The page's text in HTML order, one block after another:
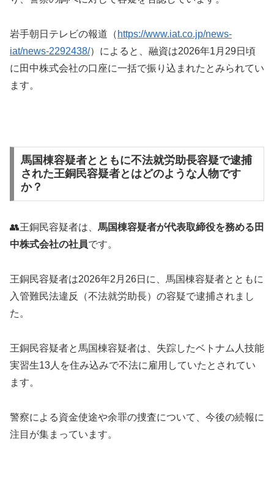
岩手朝日テレビの報道（ https://www.iat.co.jp/news-
iat/news-2292438/）によると、融資は2026年1月29日頃
に田中株式会社の口座に一括で振り込まれたとみられてい
ます。
馬国棟容疑者とともに不法就労助長容疑で逮捕
された王銅民容疑者とはどのような人物です
か？
👥王銅民容疑者は、 馬国棟容疑者が代表取締役を務める田
中株式会社の社員です。
王銅民容疑者は2026年2月26日に、馬国棟容疑者とともに
入管難民法違反（不法就労助長）の容疑で逮捕されまし
た。
王銅民容疑者と馬国棟容疑者は、失踪したベトナム人技能
実習生13人を住み込みで不法に雇用していたとされてい
ます。
警察による資金使途や余罪の捜査について、今後の続報に
注目が集まっています。